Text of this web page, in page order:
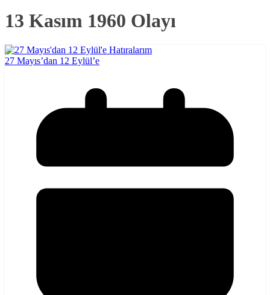
13 Kasım 1960 Olayı
27 Mayıs’dan 12 Eylül’e